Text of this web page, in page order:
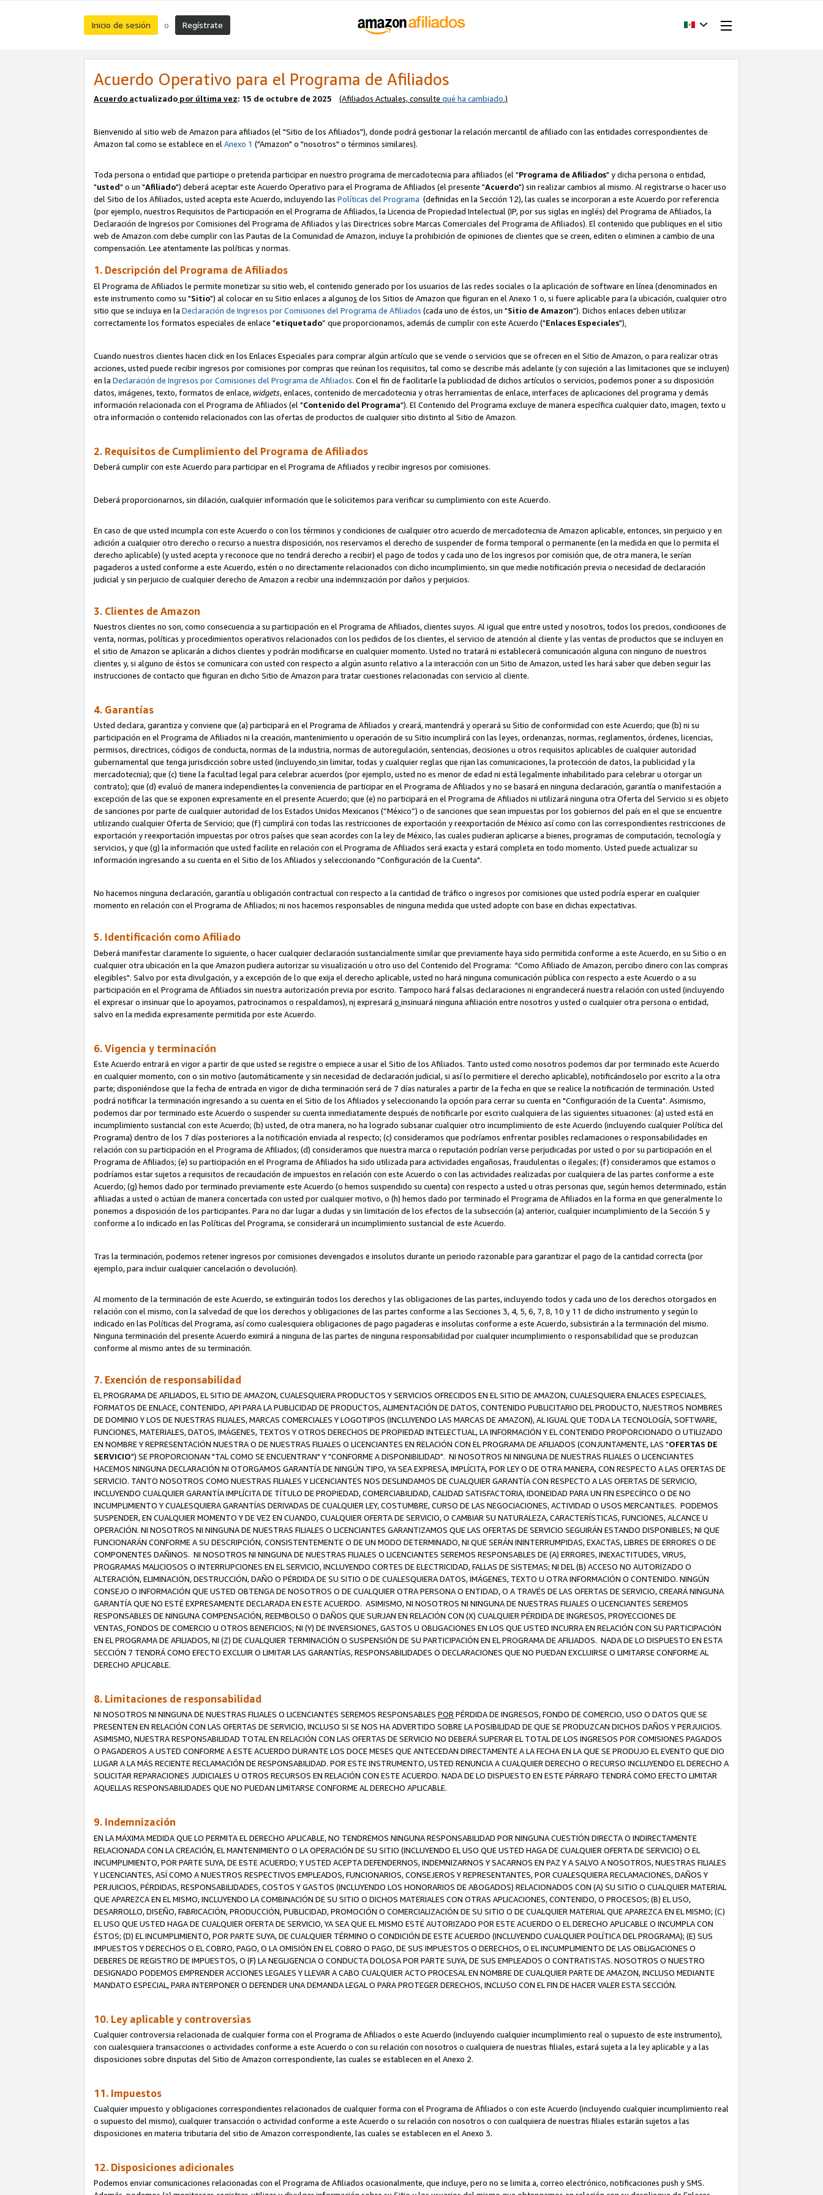
Inicio de sesión o Regístrate
Acuerdo Operativo para el Programa de Afiliados
Acuerdo actualizado por última vez: 15 de octubre de 2025 (Afiliados Actuales, consulte qué ha cambiado.)
Bienvenido al sitio web de Amazon para afiliados (el "Sitio de los Afiliados"), donde podrá gestionar la relación mercantil de afiliado con las entidades correspondientes de
Amazon tal como se establece en elAnexo 1 ("Amazon" o "nosotros" o términos similares).
Toda persona o entidad que participe o pretenda participar en nuestro programa de mercadotecnia para afiliados (el "Programa de Afiliados" y dicha persona o entidad,
"usted" o un "Afiliado") deberá aceptar este Acuerdo Operativo para el Programa de Afiliados (el presente "Acuerdo") sin realizar cambios al mismo. Al registrarse o hacer uso
del Sitio de los Afiliados, usted acepta este Acuerdo, incluyendo las Políticas del Programa (definidas en la Sección 12), las cuales se incorporan a este Acuerdo por referencia
(por ejemplo, nuestros Requisitos de Participación en el Programa de Afiliados, la Licencia de Propiedad Intelectual (IP, por sus siglas en inglés) del Programa de Afiliados, la
Declaración de Ingresos por Comisiones del Programa de Afiliados y las Directrices sobre Marcas Comerciales del Programa de Afiliados). El contenido que publiques en el sitio
web de Amazon.com debe cumplir con las Pautas de la Comunidad de Amazon, incluye la prohibición de opiniones de clientes que se creen, editen o eliminen a cambio de una
compensación. Lee atentamente las políticas y normas.
1. Descripción del Programa de Afiliados
El Programa de Afiliados le permite monetizar su sitio web, el contenido generado por los usuarios de las redes sociales o la aplicación de software en línea (denominados en
este instrumento como su "Sitio") al colocar en su Sitio enlaces a algunos de los Sitios de Amazon que figuran en el Anexo 1 o, si fuere aplicable para la ubicación, cualquier otro
sitio que se incluya en la Declaración de Ingresos por Comisiones del Programa de Afiliados (cada uno de éstos, un "Sitio de Amazon"). Dichos enlaces deben utilizar
correctamente los formatos especiales de enlace "etiquetado” que proporcionamos, además de cumplir con este Acuerdo ("Enlaces Especiales").
Cuando nuestros clientes hacen click en los Enlaces Especiales para comprar algún artículo que se vende o servicios que se ofrecen en el Sitio de Amazon, o para realizar otras
acciones, usted puede recibir ingresos por comisiones por compras que reúnan los requisitos, tal como se describe más adelante (y con sujeción a las limitaciones que se incluyen)
en la Declaración de Ingresos por Comisiones del Programa de Afiliados. Con el fin de facilitarle la publicidad de dichos artículos o servicios, podemos poner a su disposición
datos, imágenes, texto, formatos de enlace,widgets, enlaces, contenido de mercadotecnia y otras herramientas de enlace, interfaces de aplicaciones del programa y demás
información relacionada con el Programa de Afiliados (el "Contenido del Programa"). El Contenido del Programa excluye de manera específica cualquier dato, imagen, texto u
otra información o contenido relacionados con las ofertas de productos de cualquier sitio distinto al Sitio de Amazon.
2. Requisitos de Cumplimiento del Programa de Afiliados
Deberá cumplir con este Acuerdo para participar en el Programa de Afiliados y recibir ingresos por comisiones.
Deberá proporcionarnos, sin dilación, cualquier información que le solicitemos para verificar su cumplimiento con este Acuerdo.
En caso de que usted incumpla con este Acuerdo o con los términos y condiciones de cualquier otro acuerdo de mercadotecnia de Amazon aplicable, entonces, sin perjuicio y en
adición a cualquier otro derecho o recurso a nuestra disposición, nos reservamos el derecho de suspender de forma temporal o permanente (en la medida en que lo permita el
derecho aplicable) (y usted acepta y reconoce que no tendrá derecho a recibir) el pago de todos y cada uno de los ingresos por comisión que, de otra manera, le serían
pagaderos a usted conforme a este Acuerdo, estén o no directamente relacionados con dicho incumplimiento, sin que medie notificación previa o necesidad de declaración
judicial y sin perjuicio de cualquier derecho de Amazon a recibir una indemnización por daños y perjuicios.
3. Clientes de Amazon
Nuestros clientes no son, como consecuencia a su participación en el Programa de Afiliados, clientes suyos. Al igual que entre usted y nosotros, todos los precios, condiciones de
venta, normas, políticas y procedimientos operativos relacionados con los pedidos de los clientes, el servicio de atención al cliente y las ventas de productos que se incluyen en
el sitio de Amazon se aplicarán a dichos clientes y podrán modificarse en cualquier momento. Usted no tratará ni establecerá comunicación alguna con ninguno de nuestros
clientes y, si alguno de éstos se comunicara con usted con respecto a algún asunto relativo a la interacción con un Sitio de Amazon, usted les hará saber que deben seguir las
instrucciones de contacto que figuran en dicho Sitio de Amazon para tratar cuestiones relacionadas con servicio al cliente.
4. Garantías
Usted declara, garantiza y conviene que (a) participará en el Programa de Afiliados y creará, mantendrá y operará su Sitio de conformidad con este Acuerdo; que (b) ni su
participación en el Programa de Afiliados ni la creación, mantenimiento u operación de su Sitio incumplirá con las leyes, ordenanzas, normas, reglamentos, órdenes, licencias,
permisos, directrices, códigos de conducta, normas de la industria, normas de autoregulación, sentencias, decisiones u otros requisitos aplicables de cualquier autoridad
gubernamental que tenga jurisdicción sobre usted (incluyendo sin limitar, todas y cualquier reglas que rijan las comunicaciones, la protección de datos, la publicidad y la
mercadotecnia); que (c) tiene la facultad legal para celebrar acuerdos (por ejemplo, usted no es menor de edad ni está legalmente inhabilitado para celebrar u otorgar un
contrato); que (d) evaluó de manera independientesla conveniencia de participar en el Programa de Afiliados y no se basará en ninguna declaración, garantía o manifestación a
excepción de las que se exponen expresamente en el presente Acuerdo; que (e) no participará en el Programa de Afiliados ni utilizará ninguna otra Oferta del Servicio si es objeto
de sanciones por parte de cualquier autoridad de los Estados Unidos Mexicanos (“México”) o de sanciones que sean impuestas por los gobiernos del país en el que se encuentre
utilizando cualquier Oferta de Servicio; que (f) cumplirá con todas las restricciones de exportación y reexportación de México así como con las correspondientes restricciones de
exportación y reexportación impuestas por otros países que sean acordes con la ley de México, las cuales pudieran aplicarse a bienes, programas de computación, tecnología y
servicios, y que (g) la información que usted facilite en relación con el Programa de Afiliados será exacta y estará completa en todo momento. Usted puede actualizar su
información ingresando a su cuenta en el Sitio de los Afiliados y seleccionando "Configuración de la Cuenta".
No hacemos ninguna declaración, garantía u obligación contractual con respecto a la cantidad de tráfico o ingresos por comisiones que usted podría esperar en cualquier
momento en relación con el Programa de Afiliados; ni nos hacemos responsables de ninguna medida que usted adopte con base en dichas expectativas.
5. Identificación como Afiliado
Deberá manifestar claramente lo siguiente, o hacer cualquier declaración sustancialmente similar que previamente haya sido permitida conforme a este Acuerdo, en su Sitio o en
cualquier otra ubicación en la que Amazon pudiera autorizar su visualización u otro uso del Contenido del Programa: "Como Afiliado de Amazon, percibo dinero con las compras
elegibles". Salvo por esta divulgación, y a excepción de lo que exija el derecho aplicable, usted no hará ninguna comunicación pública con respecto a este Acuerdo o a su
participación en el Programa de Afiliados sin nuestra autorización previa por escrito. Tampoco hará falsas declaraciones ni engrandecerá nuestra relación con usted (incluyendo
el expresar o insinuar que lo apoyamos, patrocinamos o respaldamos), ni expresará o insinuará ninguna afiliación entre nosotros y usted o cualquier otra persona o entidad,
salvo en la medida expresamente permitida por este Acuerdo.
6. Vigencia y terminación
Este Acuerdo entrará en vigor a partir de que usted se registre o empiece a usar el Sitio de los Afiliados. Tanto usted como nosotros podemos dar por terminado este Acuerdo
en cualquier momento, con o sin motivo (automáticamente y sin necesidad de declaración judicial, si así lo permitiere el derecho aplicable), notificándoselo por escrito a la otra
parte; disponiéndose que la fecha de entrada en vigor de dicha terminación será de 7 días naturales a partir de la fecha en que se realice la notificación de terminación. Usted
podrá notificar la terminación ingresando a su cuenta en el Sitio de los Afiliados y seleccionando la opción para cerrar su cuenta en "Configuración de la Cuenta". Asimismo,
podemos dar por terminado este Acuerdo o suspender su cuenta inmediatamente después de notificarle por escrito cualquiera de las siguientes situaciones: (a) usted está en
incumplimiento sustancial con este Acuerdo; (b) usted, de otra manera, no ha logrado subsanar cualquier otro incumplimiento de este Acuerdo (incluyendo cualquier Política del
Programa) dentro de los 7 días posteriores a la notificación enviada al respecto; (c) consideramos que podríamos enfrentar posibles reclamaciones o responsabilidades en
relación con su participación en el Programa de Afiliados; (d) consideramos que nuestra marca o reputación podrían verse perjudicadas por usted o por su participación en el
Programa de Afiliados; (e) su participación en el Programa de Afiliados ha sido utilizada para actividades engañosas, fraudulentas o ilegales; (f) consideramos que estamos o
podríamos estar sujetos a requisitos de recaudación de impuestos en relación con este Acuerdo o con las actividades realizadas por cualquiera de las partes conforme a este
Acuerdo; (g) hemos dado por terminado previamente este Acuerdo (o hemos suspendido su cuenta) con respecto a usted u otras personas que, según hemos determinado, están
afiliadas a usted o actúan de manera concertada con usted por cualquier motivo, o (h) hemos dado por terminado el Programa de Afiliados en la forma en que generalmente lo
ponemos a disposición de los participantes. Para no dar lugar a dudas y sin limitación de los efectos de la subsección (a) anterior, cualquier incumplimiento de la Sección 5 y
conforme a lo indicado en las Políticas del Programa, se considerará un incumplimiento sustancial de este Acuerdo.
Tras la terminación, podemos retener ingresos por comisiones devengados e insolutos durante un periodo razonable para garantizar el pago de la cantidad correcta (por
ejemplo, para incluir cualquier cancelación o devolución).
Al momento de la terminación de este Acuerdo, se extinguirán todos los derechos y las obligaciones de las partes, incluyendo todos y cada uno de los derechos otorgados en
relación con el mismo, con la salvedad de que los derechos y obligaciones de las partes conforme a las Secciones 3, 4, 5, 6, 7, 8, 10 y 11 de dicho instrumento y según lo
indicado en las Políticas del Programa, así como cualesquiera obligaciones de pago pagaderas e insolutas conforme a este Acuerdo, subsistirán a la terminación del mismo.
Ninguna terminación del presente Acuerdo eximirá a ninguna de las partes de ninguna responsabilidad por cualquier incumplimiento o responsabilidad que se produzcan
conforme al mismo antes de su terminación.
7. Exención de responsabilidad
EL PROGRAMA DE AFILIADOS, EL SITIO DE AMAZON, CUALESQUIERA PRODUCTOS Y SERVICIOS OFRECIDOS EN EL SITIO DE AMAZON, CUALESQUIERA ENLACES ESPECIALES,
FORMATOS DE ENLACE, CONTENIDO, API PARA LA PUBLICIDAD DE PRODUCTOS, ALIMENTACIÓN DE DATOS, CONTENIDO PUBLICITARIO DEL PRODUCTO, NUESTROS NOMBRES
DE DOMINIO Y LOS DE NUESTRAS FILIALES, MARCAS COMERCIALES Y LOGOTIPOS (INCLUYENDO LAS MARCAS DE AMAZON), AL IGUAL QUE TODA LA TECNOLOGÍA, SOFTWARE,
FUNCIONES, MATERIALES, DATOS, IMÁGENES, TEXTOS Y OTROS DERECHOS DE PROPIEDAD INTELECTUAL, LA INFORMACIÓN Y EL CONTENIDO PROPORCIONADO O UTILIZADO
EN NOMBRE Y REPRESENTACIÓN NUESTRA O DE NUESTRAS FILIALES O LICENCIANTES EN RELACIÓN CON EL PROGRAMA DE AFILIADOS (CONJUNTAMENTE, LAS "OFERTAS DE
SERVICIO") SE PROPORCIONAN "TAL COMO SE ENCUENTRAN" Y "CONFORME A DISPONIBILIDAD". NI NOSOTROS NI NINGUNA DE NUESTRAS FILIALES O LICENCIANTES
HACEMOS NINGUNA DECLARACIÓN NI OTORGAMOS GARANTÍA DE NINGÚN TIPO, YA SEA EXPRESA, IMPLÍCITA, POR LEY O DE OTRA MANERA, CON RESPECTO A LAS OFERTAS DE
SERVICIO. TANTO NOSOTROS COMO NUESTRAS FILIALES Y LICENCIANTES NOS DESLINDAMOS DE CUALQUIER GARANTÍA CON RESPECTO A LAS OFERTAS DE SERVICIO,
INCLUYENDO CUALQUIER GARANTÍA IMPLÍCITA DE TÍTULO DE PROPIEDAD, COMERCIABILIDAD, CALIDAD SATISFACTORIA, IDONEIDAD PARA UN FIN ESPECÍFICO O DE NO
INCUMPLIMIENTO Y CUALESQUIERA GARANTÍAS DERIVADAS DE CUALQUIER LEY, COSTUMBRE, CURSO DE LAS NEGOCIACIONES, ACTIVIDAD O USOS MERCANTILES. PODEMOS
SUSPENDER, EN CUALQUIER MOMENTO Y DE VEZ EN CUANDO, CUALQUIER OFERTA DE SERVICIO, O CAMBIAR SU NATURALEZA, CARACTERÍSTICAS, FUNCIONES, ALCANCE U
OPERACIÓN. NI NOSOTROS NI NINGUNA DE NUESTRAS FILIALES O LICENCIANTES GARANTIZAMOS QUE LAS OFERTAS DE SERVICIO SEGUIRÁN ESTANDO DISPONIBLES; NI QUE
FUNCIONARÁN CONFORME A SU DESCRIPCIÓN, CONSISTENTEMENTE O DE UN MODO DETERMINADO, NI QUE SERÁN ININTERRUMPIDAS, EXACTAS, LIBRES DE ERRORES O DE
COMPONENTES DAÑINOS. NI NOSOTROS NI NINGUNA DE NUESTRAS FILIALES O LICENCIANTES SEREMOS RESPONSABLES DE (A) ERRORES, INEXACTITUDES, VIRUS,
PROGRAMAS MALICIOSOS O INTERRUPCIONES EN EL SERVICIO, INCLUYENDO CORTES DE ELECTRICIDAD, FALLAS DE SISTEMAS; NI DEL (B) ACCESO NO AUTORIZADO O
ALTERACIÓN, ELIMINACIÓN, DESTRUCCIÓN, DAÑO O PÉRDIDA DE SU SITIO O DE CUALESQUIERA DATOS, IMÁGENES, TEXTO U OTRA INFORMACIÓN O CONTENIDO. NINGÚN
CONSEJO O INFORMACIÓN QUE USTED OBTENGA DE NOSOTROS O DE CUALQUIER OTRA PERSONA O ENTIDAD, O A TRAVÉS DE LAS OFERTAS DE SERVICIO, CREARÁ NINGUNA
GARANTÍA QUE NO ESTÉ EXPRESAMENTE DECLARADA EN ESTE ACUERDO. ASIMISMO, NI NOSOTROS NI NINGUNA DE NUESTRAS FILIALES O LICENCIANTES SEREMOS
RESPONSABLES DE NINGUNA COMPENSACIÓN, REEMBOLSO O DAÑOS QUE SURJAN EN RELACIÓN CON (X) CUALQUIER PÉRDIDA DE INGRESOS, PROYECCIONES DE
VENTAS,FONDOS DE COMERCIO U OTROS BENEFICIOS; NI (Y) DE INVERSIONES, GASTOS U OBLIGACIONES EN LOS QUE USTED INCURRA EN RELACIÓN CON SU PARTICIPACIÓN
EN EL PROGRAMA DE AFILIADOS, NI (Z) DE CUALQUIER TERMINACIÓN O SUSPENSIÓN DE SU PARTICIPACIÓN EN EL PROGRAMA DE AFILIADOS. NADA DE LO DISPUESTO EN ESTA
SECCIÓN 7 TENDRÁ COMO EFECTO EXCLUIR O LIMITAR LAS GARANTÍAS, RESPONSABILIDADES O DECLARACIONES QUE NO PUEDAN EXCLUIRSE O LIMITARSE CONFORME AL
DERECHO APLICABLE.
8. Limitaciones de responsabilidad
NI NOSOTROS NI NINGUNA DE NUESTRAS FILIALES O LICENCIANTES SEREMOS RESPONSABLES PORPÉRDIDA DE INGRESOS, FONDO DE COMERCIO, USO O DATOS QUE SE
PRESENTEN EN RELACIÓN CON LAS OFERTAS DE SERVICIO, INCLUSO SI SE NOS HA ADVERTIDO SOBRE LA POSIBILIDAD DE QUE SE PRODUZCAN DICHOS DAÑOS Y PERJUICIOS.
ASIMISMO, NUESTRA RESPONSABILIDAD TOTAL EN RELACIÓN CON LAS OFERTAS DE SERVICIO NO DEBERÁ SUPERAR EL TOTAL DE LOS INGRESOS POR COMISIONES PAGADOS
O PAGADEROS A USTED CONFORME A ESTE ACUERDO DURANTE LOS DOCE MESES QUE ANTECEDAN DIRECTAMENTE A LA FECHA EN LA QUE SE PRODUJO EL EVENTO QUE DIO
LUGAR A LA MÁS RECIENTE RECLAMACIÓN DE RESPONSABILIDAD. POR ESTE INSTRUMENTO, USTED RENUNCIA A CUALQUIER DERECHO O RECURSO INCLUYENDO EL DERECHO A
SOLICITAR REPARACIONES JUDICIALES U OTROS RECURSOS EN RELACIÓN CON ESTE ACUERDO. NADA DE LO DISPUESTO EN ESTE PÁRRAFO TENDRÁ COMO EFECTO LIMITAR
AQUELLAS RESPONSABILIDADES QUE NO PUEDAN LIMITARSE CONFORME AL DERECHO APLICABLE.
9. Indemnización
EN LA MÁXIMA MEDIDA QUE LO PERMITA EL DERECHO APLICABLE, NO TENDREMOS NINGUNA RESPONSABILIDAD POR NINGUNA CUESTIÓN DIRECTA O INDIRECTAMENTE
RELACIONADA CON LA CREACIÓN, EL MANTENIMIENTO O LA OPERACIÓN DE SU SITIO (INCLUYENDO EL USO QUE USTED HAGA DE CUALQUIER OFERTA DE SERVICIO) O EL
INCUMPLIMIENTO, POR PARTE SUYA, DE ESTE ACUERDO; Y USTED ACEPTA DEFENDERNOS, INDEMNIZARNOS Y SACARNOS EN PAZ Y A SALVO A NOSOTROS, NUESTRAS FILIALES
Y LICENCIANTES, ASÍ COMO A NUESTROS RESPECTIVOS EMPLEADOS, FUNCIONARIOS, CONSEJEROS Y REPRESENTANTES, POR CUALESQUIERA RECLAMACIONES, DAÑOS Y
PERJUICIOS, PÉRDIDAS, RESPONSABILIDADES, COSTOS Y GASTOS (INCLUYENDO LOS HONORARIOS DE ABOGADOS) RELACIONADOS CON (A) SU SITIO O CUALQUIER MATERIAL
QUE APAREZCA EN EL MISMO, INCLUYENDO LA COMBINACIÓN DE SU SITIO O DICHOS MATERIALES CON OTRAS APLICACIONES, CONTENIDO, O PROCESOS; (B) EL USO,
DESARROLLO, DISEÑO, FABRICACIÓN, PRODUCCIÓN, PUBLICIDAD, PROMOCIÓN O COMERCIALIZACIÓN DE SU SITIO O DE CUALQUIER MATERIAL QUE APAREZCA EN EL MISMO; (C)
EL USO QUE USTED HAGA DE CUALQUIER OFERTA DE SERVICIO, YA SEA QUE EL MISMO ESTÉ AUTORIZADO POR ESTE ACUERDO O EL DERECHO APLICABLE O INCUMPLA CON
ÉSTOS; (D) EL INCUMPLIMIENTO, POR PARTE SUYA, DE CUALQUIER TÉRMINO O CONDICIÓN DE ESTE ACUERDO (INCLUYENDO CUALQUIER POLÍTICA DEL PROGRAMA); (E) SUS
IMPUESTOS Y DERECHOS O EL COBRO, PAGO, O LA OMISIÓN EN EL COBRO O PAGO, DE SUS IMPUESTOS O DERECHOS, O EL INCUMPLIMIENTO DE LAS OBLIGACIONES O
DEBERES DE REGISTRO DE IMPUESTOS, O (F) LA NEGLIGENCIA O CONDUCTA DOLOSA POR PARTE SUYA, DE SUS EMPLEADOS O CONTRATISTAS. NOSOTROS O NUESTRO
DESIGNADO PODEMOS EMPRENDER ACCIONES LEGALES Y LLEVAR A CABO CUALQUIER ACTO PROCESAL EN NOMBRE DE CUALQUIER PARTE DE AMAZON, INCLUSO MEDIANTE
MANDATO ESPECIAL, PARA INTERPONER O DEFENDER UNA DEMANDA LEGAL O PARA PROTEGER DERECHOS, INCLUSO CON EL FIN DE HACER VALER ESTA SECCIÓN.
10. Ley aplicable y controversias
Cualquier controversia relacionada de cualquier forma con el Programa de Afiliados o este Acuerdo (incluyendo cualquier incumplimiento real o supuesto de este instrumento),
con cualesquiera transacciones o actividades conforme a este Acuerdo o con su relación con nosotros o cualquiera de nuestras filiales, estará sujeta a la ley aplicable y a las
disposiciones sobre disputas del Sitio de Amazon correspondiente, las cuales se establecen en el Anexo 2.
11. Impuestos
Cualquier impuesto y obligaciones correspondientes relacionados de cualquier forma con el Programa de Afiliados o con este Acuerdo (incluyendo cualquier incumplimiento real
o supuesto del mismo), cualquier transacción o actividad conforme a este Acuerdo o su relación con nosotros o con cualquiera de nuestras filiales estarán sujetos a las
disposiciones en materia tributaria del sitio de Amazon correspondiente, las cuales se establecen en el Anexo 3.
12. Disposiciones adicionales
Podemos enviar comunicaciones relacionadas con el Programa de Afiliados ocasionalmente, que incluye, pero no se limita a, correo electrónico, notificaciones push y SMS.